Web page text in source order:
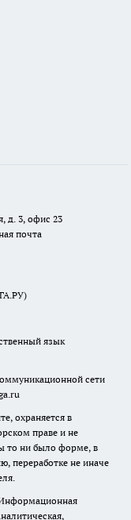
д. 3, офис 23
почта
язык
сети
охраняется в
праве и не
то ни было форме, в
переработке не иначе